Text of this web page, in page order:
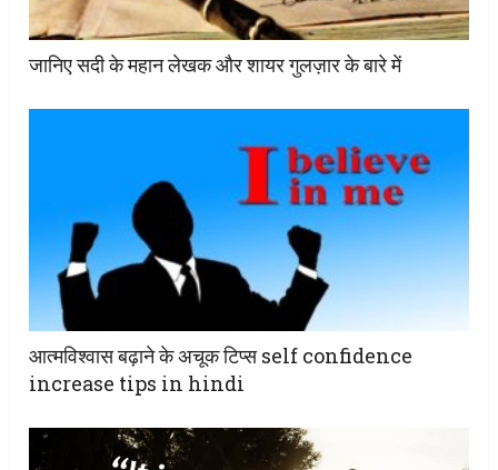
जानिए सदी के महान लेखक और शायर गुलज़ार के बारे में
आत्मविश्वास बढ़ाने के अचूक टिप्स self confidence
increase tips in hindi